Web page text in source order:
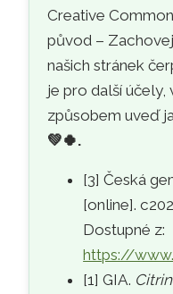
Creative
původ –
našich stránek
je pro další účely,
způsobem uveď
💚🍀.
[3] Česká
[online].
Dostupné z:
https://
[1] GIA.